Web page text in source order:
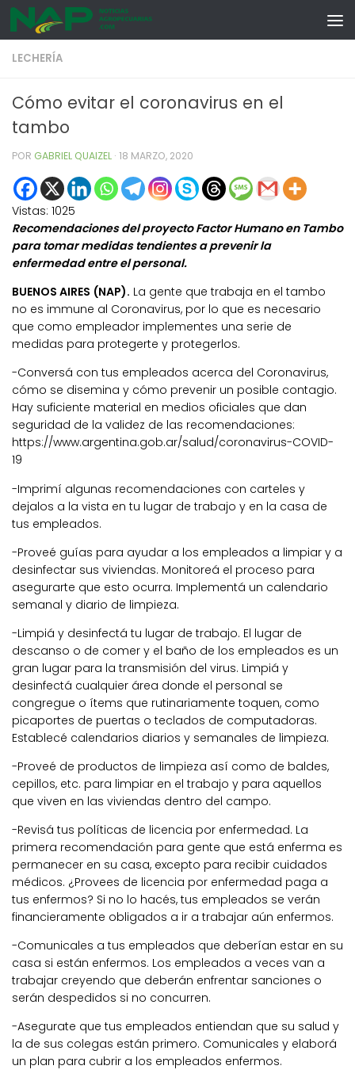
Skip to content
LECHERÍA
Cómo evitar el coronavirus en el
tambo
POR GABRIEL QUAIZEL · 18 MARZO, 2020
Vistas: 1025
Recomendaciones del proyecto Factor Humano en Tambo
para tomar medidas tendientes a prevenir la
enfermedad entre el personal.
BUENOS AIRES (NAP). La gente que trabaja en el tambo
no es immune al Coronavirus, por lo que es necesario
que como empleador implementes una serie de
medidas para protegerte y protegerlos.
-Conversá con tus empleados acerca del Coronavirus,
cómo se disemina y cómo prevenir un posible contagio.
Hay suficiente material en medios oficiales que dan
seguridad de la validez de las recomendaciones:
https://www.argentina.gob.ar/salud/coronavirus-COVID-
19
-Imprimí algunas recomendaciones con carteles y
dejalos a la vista en tu lugar de trabajo y en la casa de
tus empleados.
-Proveé guías para ayudar a los empleados a limpiar y a
desinfectar sus viviendas. Monitoreá el proceso para
asegurarte que esto ocurra. Implementá un calendario
semanal y diario de limpieza.
-Limpiá y desinfectá tu lugar de trabajo. El lugar de
descanso o de comer y el baño de los empleados es un
gran lugar para la transmisión del virus. Limpiá y
desinfectá cualquier área donde el personal se
congregue o ítems que rutinariamente toquen, como
picaportes de puertas o teclados de computadoras.
Establecé calendarios diarios y semanales de limpieza.
-Proveé de productos de limpieza así como de baldes,
cepillos, etc. para limpiar en el trabajo y para aquellos
que viven en las viviendas dentro del campo.
-Revisá tus políticas de licencia por enfermedad. La
primera recomendación para gente que está enferma es
permanecer en su casa, excepto para recibir cuidados
médicos. ¿Provees de licencia por enfermedad paga a
tus enfermos? Si no lo hacés, tus empleados se verán
financieramente obligados a ir a trabajar aún enfermos.
-Comunicales a tus empleados que deberían estar en su
casa si están enfermos. Los empleados a veces van a
trabajar creyendo que deberán enfrentar sanciones o
serán despedidos si no concurren.
-Asegurate que tus empleados entiendan que su salud y
la de sus colegas están primero. Comunicales y elaborá
un plan para cubrir a los empleados enfermos.